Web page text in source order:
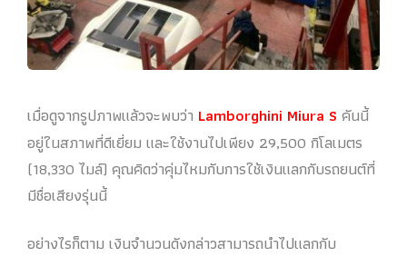
เมื่อดูจากรูปภาพแล้วจะพบว่า Lamborghini Miura S คันนี้
อยู่ในสภาพที่ดีเยี่ยม และใช้งานไปเพียง 29,500 กิโลเมตร
(18,330 ไมล์) คุณคิดว่าคุ่มไหมกับการใช้เงินแลกกับรถยนต์ที่
มีชื่อเสียงรุ่นนี้
อย่างไรก็ตาม เงินจำนวนดังกล่าวสามารถนำไปแลกกับ